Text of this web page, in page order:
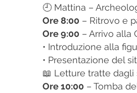
🕘 Mattina –
Ore 8:00 – Ritrovo e
Ore 9:00 – Arrivo alla
• Introduzione alla
• Presentazione del
📖 Letture tratte dagli
Ore 10:00 – Tomba